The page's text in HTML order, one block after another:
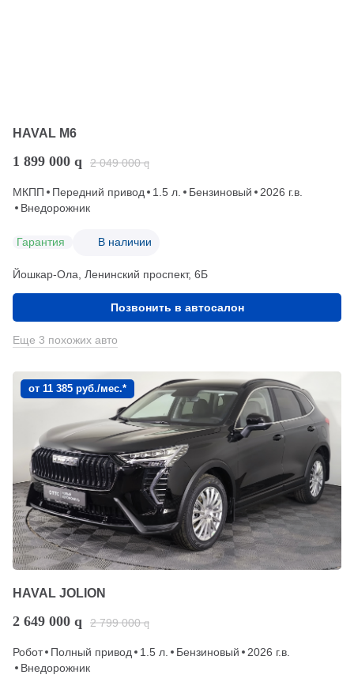
HAVAL M6
1 899 000 q 2 049 000 q
МКПП Передний привод 1.5 л. Бензиновый
2026 г.в.
Внедорожник
Гарантия В наличии
Йошкар-Ола, Ленинский проспект, 6Б
Позвонить в автосалон
Еще 3 похожих авто
от 11 385 руб./мес.*
HAVAL JOLION
2 649 000 q 2 799 000 q
Робот Полный привод 1.5 л. Бензиновый
2026 г.в.
Внедорожник